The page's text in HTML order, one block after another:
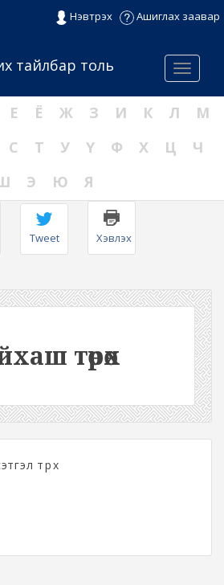
Нэвтрэх Ашиглах заавар
Menu
тайлбар толь
Е Ё Ж З И К Л
М
С Т У Ү Ф Х Ц
Ч
Э Ю Я
Tweet Хэвлэх
төрөх
төрөх